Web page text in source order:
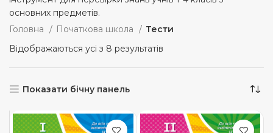
основних предметів.
Головна
Початкова школа
Тести
Відображаються усі з 8 результатів
Показати бічну панель